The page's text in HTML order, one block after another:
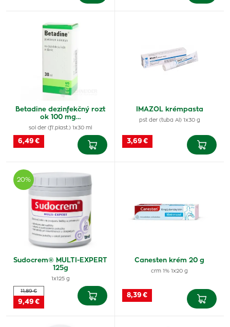
Betadine dezinfekčný rozt
ok 100 mg…
sol der (fľ.plast.) 1x30 ml
6,49 €
IMAZOL krémpasta
pst der (tuba Al) 1x30 g
3,69 €
20%
Sudocrem® MULTI-EXPERT
125g
1x125 g
11,89 €
9,49 €
Canesten krém 20 g
crm 1% 1x20 g
8,39 €